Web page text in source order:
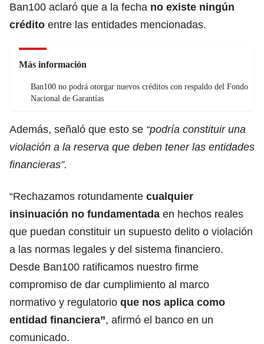
Ban100 aclaró que a la fecha no existe ningún
crédito entre las entidades mencionadas.
Más información
Ban100 no podrá otorgar nuevos créditos con respaldo del Fondo
Nacional de Garantías
Además, señaló que esto se “podría constituir una
violación a la reserva que deben tener las entidades
financieras”.
“Rechazamos rotundamente cualquier
insinuación no fundamentada en hechos reales
que puedan constituir un supuesto delito o violación
a las normas legales y del sistema financiero.
Desde Ban100 ratificamos nuestro firme
compromiso de dar cumplimiento al marco
normativo y regulatorio que nos aplica como
entidad financiera”, afirmó el banco en un
comunicado.